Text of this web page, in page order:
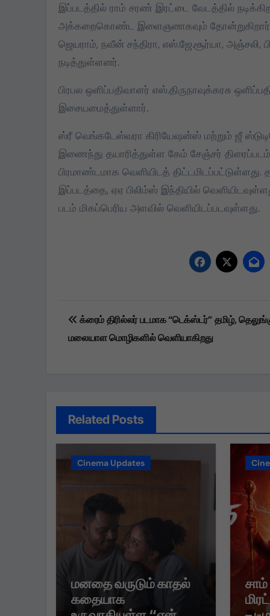
இப்படத்தில் ராம் சரண் இரட்டை வேடத்தில்
அக்கறைகொண்ட இளைஞனாகவும் தோன்றுகிறார்.
ஜெயராம், நவீன் சந்திரா, எஸ்.ஜே.சூர்யா,
நடித்துள்ளனர்.
பிரபல ஒளிப்பதிவாளர் எஸ்.திருநாவுக்கரசு
இசையமைத்துள்ளார்.
ஸ்ரீ வெங்கடேஸ்வரா கிரியேஷன்ஸ் மற்றும் ஜீ
இணைந்து தயாரித்துள்ள கேம் சேஞ்சர்
பிரமாண்டமாக வெளியிடத் திட்டமிடப்பட்டுள்ளது.
இப்படத்தை, ஏஏ பிலிம்ஸ் இந்தியில்
படம் மிகப்பெரிய அளவில் வெளியிடப்படவுள்ளது.
Post
navigation
க்ரைம் திரில்லர் படமாக “டெக்ஸ்டர்” தமிழ்,
மலையாள மொழிகளில் வெளியாகிறது
Related Posts
Cinema Updates
மனதை வருடும் காதல்
கதையாக